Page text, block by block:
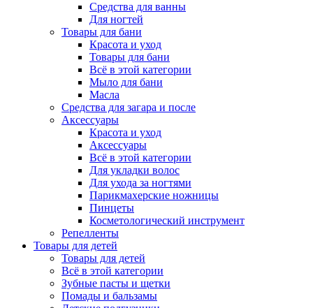
Средства для ванны
Для ногтей
Товары для бани
Красота и уход
Товары для бани
Всё в этой категории
Мыло для бани
Масла
Средства для загара и после
Аксессуары
Красота и уход
Аксессуары
Всё в этой категории
Для укладки волос
Для ухода за ногтями
Парикмахерские ножницы
Пинцеты
Косметологический инструмент
Репелленты
Товары для детей
Товары для детей
Всё в этой категории
Зубные пасты и щетки
Помады и бальзамы